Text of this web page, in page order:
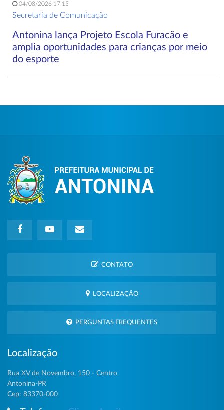
04/08/2026 17:15
Secretaria de Comunicação
Antonina lança Projeto Escola Furacão e
amplia oportunidades para crianças por meio
do esporte
CONTATO
LOCALIZAÇÃO
PERGUNTAS FREQUENTES
Localização
Rua XV de Novembro, 150 - Centro
Antonina-PR
Cep: 83370-000